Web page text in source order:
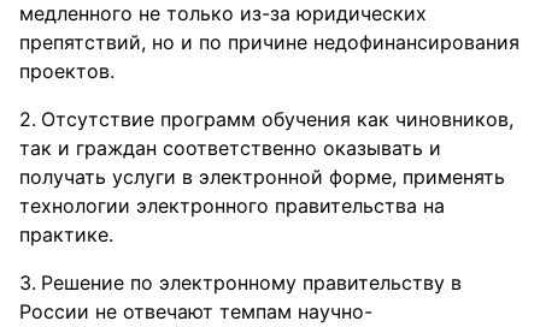
медленного не только из-за юридических
препятствий, но и по причине недофинансирования
проектов.
Отсутствие программ обучения как чиновников,
так и граждан соответственно оказывать и
получать услуги в электронной форме, применять
технологии электронного правительства на
практике.
Решение по электронному правительству в
России не отвечают темпам научно-